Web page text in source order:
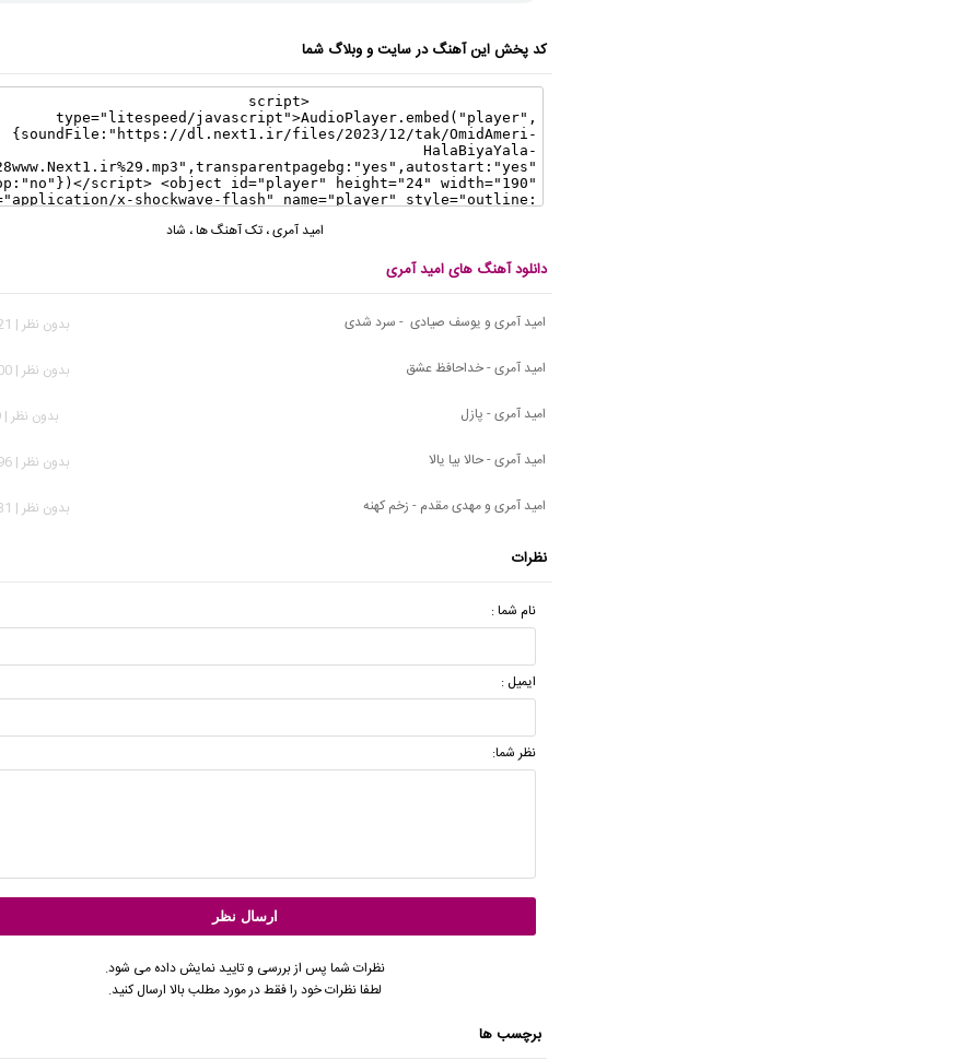
کد پخش این آهنگ در سایت و وبلاگ شما
امید آمری، تک آهنگ ها، شاد
دانلود آهنگ های امید آمری
امید آمری و یوسف صیادی - سرد شدی
بدون نظر | 2,821 بازدید
امید آمری - خداحافظ عشق
بدون نظر | 1,200 بازدید
امید آمری - پازل
بدون نظر | 629 بازدید
امید آمری - حالا بیا یالا
بدون نظر | 1,296 بازدید
امید آمری و مهدی مقدم - زخم کهنه
بدون نظر | 1,031 بازدید
نظرات
نام شما :
ایمیل :
نظر شما:
نظرات شما پس از بررسی و تایید نمایش داده می شود.
لطفا نظرات خود را فقط در مورد مطلب بالا ارسال کنید.
برچسب ها